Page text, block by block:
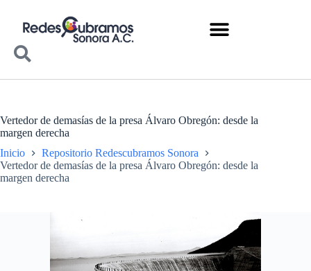
Vertedor de demasías de la presa Álvaro Obregón: desde la
margen derecha
Inicio
Repositorio Redescubramos Sonora
Vertedor de demasías de la presa Álvaro Obregón: desde la
margen derecha